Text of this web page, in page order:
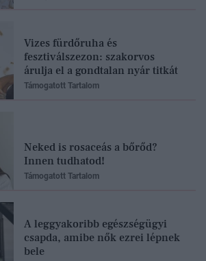
Vizes fürdőruha és
fesztiválszezon: szakorvos
árulja el a gondtalan nyár titkát
Támogatott Tartalom
Neked is rosaceás a bőrőd?
Innen tudhatod!
Támogatott Tartalom
A leggyakoribb egészségügyi
csapda, amibe nők ezrei lépnek
bele